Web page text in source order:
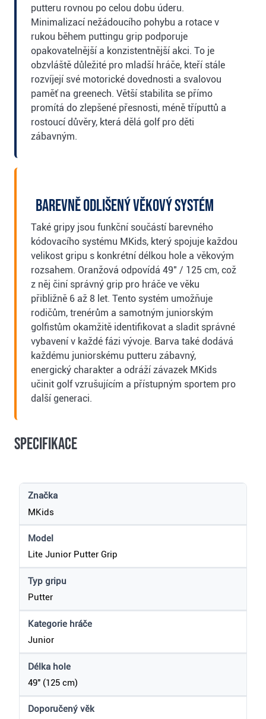
putteru rovnou po celou dobu úderu.
Minimalizací nežádoucího pohybu a rotace v
rukou během puttingu grip podporuje
opakovatelnější a konzistentnější akci. To je
obzvláště důležité pro mladší hráče, kteří stále
rozvíjejí své motorické dovednosti a svalovou
paměť na greenech. Větší stabilita se přímo
promítá do zlepšené přesnosti, méně tříputtů a
rostoucí důvěry, která dělá golf pro děti
zábavným.
Barevně odlišený věkový systém
Také gripy jsou funkční součástí barevného
kódovacího systému MKids, který spojuje každou
velikost gripu s konkrétní délkou hole a věkovým
rozsahem. Oranžová odpovídá 49" / 125 cm, což
z něj činí správný grip pro hráče ve věku
přibližně 6 až 8 let. Tento systém umožňuje
rodičům, trenérům a samotným juniorským
golfistům okamžitě identifikovat a sladit správné
vybavení v každé fázi vývoje. Barva také dodává
každému juniorskému putteru zábavný,
energický charakter a odráží závazek MKids
učinit golf vzrušujícím a přístupným sportem pro
další generaci.
Specifikace
Značka
MKids
Model
Lite Junior Putter Grip
Typ gripu
Putter
Kategorie hráče
Junior
Délka hole
49" (125 cm)
Doporučený věk